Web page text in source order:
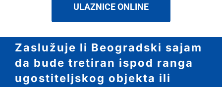
DOWNLOAD
KONTAKT
ULAZNICE ONLINE
Zaslužuje li Beogradski sajam
da bude tretiran ispod ranga
ugostiteljskog objekta ili